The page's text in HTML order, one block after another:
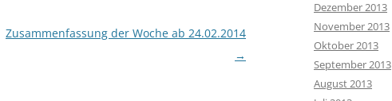
Zusammenfassung der Woche ab 24.02.2014
→
Dezember 2013
November 2013
Oktober 2013
September 2013
August 2013